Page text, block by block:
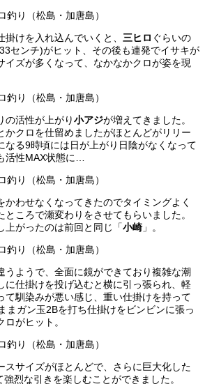
掛けを入れ込んでいくと、 三ヒロ ぐらいの
センチ)がヒット、その後も連発でイサキが
イズが多くなって、なかなかクロが姿を現
の活性が上がり小アジが増えてきました。
かクロを仕留めましたがほとんどがリリー
なる9時頃には日が上がり日陰がなくなって
活性MAX状態に…
かわせなくなってきたのでタイミングよく
ころで瀬変わりをさせてもらいました。
上がったのは前回と同じ「小崎 」。
うようで、全面に鏡ができており複雑な潮
に仕掛けを投げ込むと横に引っ張られ、軽
て馴染みが悪い感じ、重い仕掛けを持って
まガン玉2Bを打ち仕掛けをビンビンに張っ
がヒット。
スサイズがほとんどで、さらに巨大化した
烈な引きを楽しむことができました。